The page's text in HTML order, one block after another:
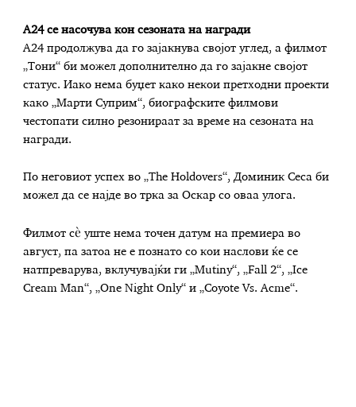
A24 се насочува кон сезоната на награди
A24 продолжува да го зајакнува својот углед, а филмот
„Тони“ би можел дополнително да го зајакне својот
статус. Иако нема буџет како некои претходни проекти
како „Марти Суприм“, биографските филмови
честопати силно резонираат за време на сезоната на
награди.
По неговиот успех во „The Holdovers“, Доминик Сеса би
можел да се најде во трка за Оскар со оваа улога.
Филмот сè уште нема точен датум на премиера во
август, па затоа не е познато со кои наслови ќе се
натпреварува, вклучувајќи ги „Mutiny“, „Fall 2“, „Ice
Cream Man“, „One Night Only“ и „Coyote Vs. Acme“.